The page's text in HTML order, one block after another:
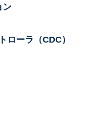
ン
ローラ（CDC）